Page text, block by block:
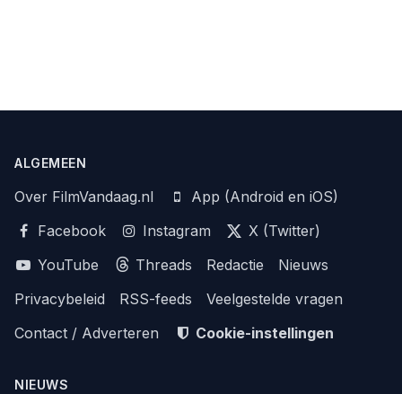
ALGEMEEN
Over FilmVandaag.nl
App (Android en iOS)
Facebook
Instagram
X (Twitter)
YouTube
Threads Redactie
Nieuws
Privacybeleid
RSS-feeds
Veelgestelde vragen
Contact / Adverteren
Cookie-instellingen
NIEUWS